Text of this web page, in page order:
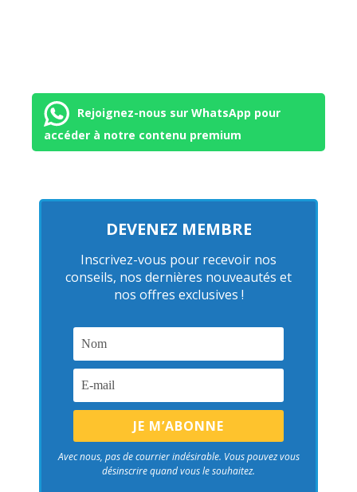
Rejoignez-nous sur WhatsApp pour
accéder à notre contenu premium
DEVENEZ MEMBRE
Inscrivez-vous pour recevoir nos
conseils, nos dernières nouveautés et
nos offres exclusives !
Avec nous, pas de courrier indésirable. Vous pouvez vous
désinscrire quand vous le souhaitez.